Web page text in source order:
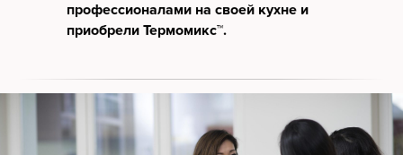
профессионалами на своей кухне и
приобрели Термомикс™.